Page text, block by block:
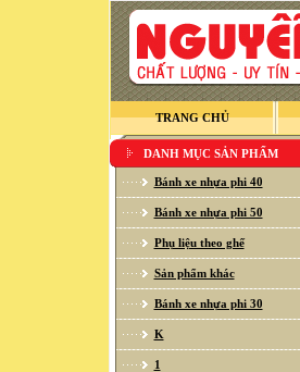
TRANG CHỦ
DANH MỤC SẢN PHẨM
Bánh xe nhựa phi 40
Bánh xe nhựa phi 50
Phụ liệu theo ghế
Sản phẩm khác
Bánh xe nhựa phi 30
K
1